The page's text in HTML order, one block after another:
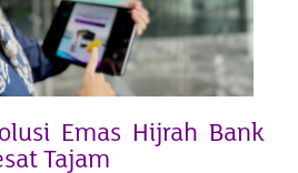
Emas Hijrah Bank
Tajam